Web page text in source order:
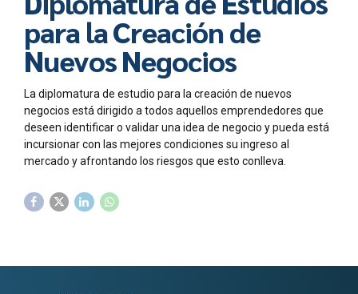
para la Creación de
Nuevos Negocios
La diplomatura de estudio para la creación de nuevos
negocios está dirigido a todos aquellos emprendedores que
deseen identificar o validar una idea de negocio y pueda está
incursionar con las mejores condiciones su ingreso al
mercado y afrontando los riesgos que esto conlleva.